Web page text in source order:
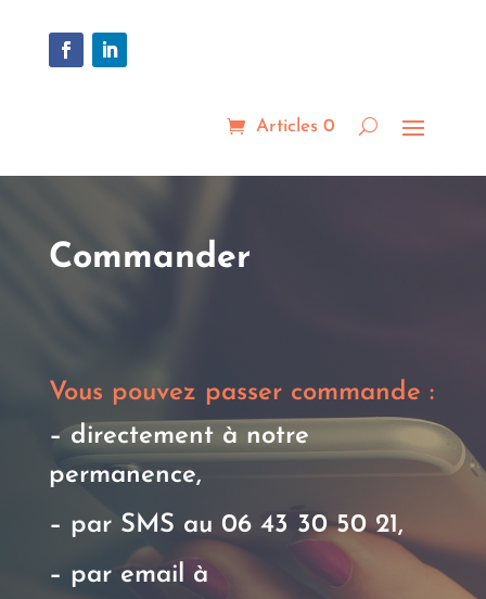
Articles 0
Commander
Vous pouvez passer commande :
– directement à notre
permanence,
– par SMS au 06 43 30 50 21,
– par email à